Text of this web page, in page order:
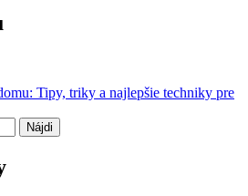
Tipy, triky a najlepšie techniky pre